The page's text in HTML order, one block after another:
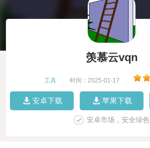
羡慕云vqn
工具 时间：2025-01-17
安卓下载 苹果下载
安卓市场，安全绿色